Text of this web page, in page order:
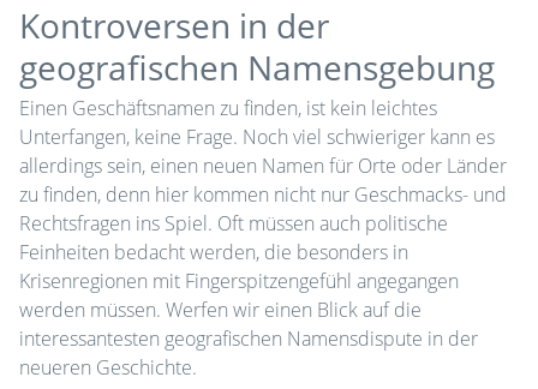
Kontroversen in der
geografischen Namensgebung
Einen Geschäftsnamen zu finden, ist kein leichtes
Unterfangen, keine Frage. Noch viel schwieriger kann es
allerdings sein, einen neuen Namen für Orte oder Länder
zu finden, denn hier kommen nicht nur Geschmacks- und
Rechtsfragen ins Spiel. Oft müssen auch politische
Feinheiten bedacht werden, die besonders in
Krisenregionen mit Fingerspitzengefühl angegangen
werden müssen. Werfen wir einen Blick auf die
interessantesten geografischen Namensdispute in der
neueren Geschichte.